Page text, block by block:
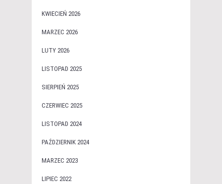
KWIECIEŃ 2026
MARZEC 2026
LUTY 2026
LISTOPAD 2025
SIERPIEŃ 2025
CZERWIEC 2025
LISTOPAD 2024
PAŹDZIERNIK 2024
MARZEC 2023
LIPIEC 2022